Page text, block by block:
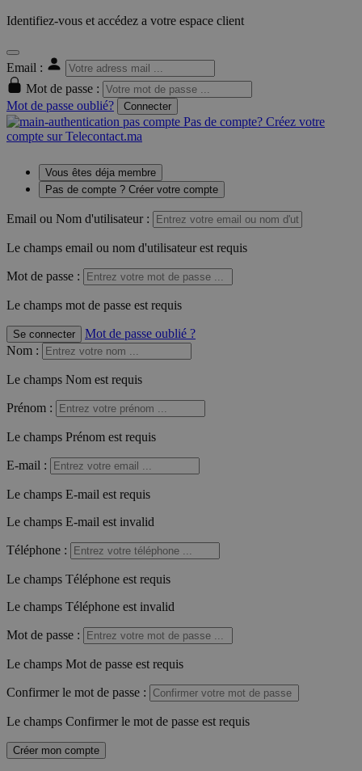
Identifiez-vous et accédez a votre espace client
Email :
Mot de passe :
Mot de passe oublié?
Connecter
Pas de compte? Créez votre
compte sur Telecontact.ma
Vous êtes déja membre
Pas de compte ? Créer votre compte
Email ou Nom d'utilisateur :
Le champs email ou nom d'utilisateur est requis
Mot de passe :
Le champs mot de passe est requis
Se connecter
Mot de passe oublié ?
Nom :
Le champs Nom est requis
Prénom :
Le champs Prénom est requis
E-mail :
Le champs E-mail est requis
Le champs E-mail est invalid
Téléphone :
Le champs Téléphone est requis
Le champs Téléphone est invalid
Mot de passe :
Le champs Mot de passe est requis
Confirmer le mot de passe :
Le champs Confirmer le mot de passe est requis
Créer mon compte